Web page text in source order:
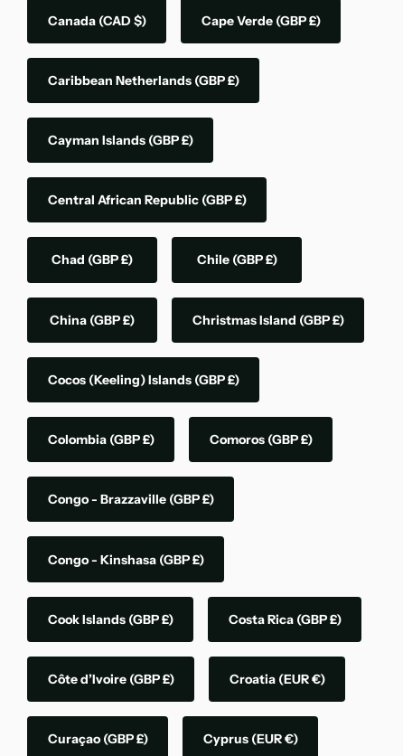
Canada (CAD $) Cape Verde (GBP £)
Caribbean Netherlands (GBP £)
Cayman Islands (GBP £)
Central African Republic (GBP £)
Chad (GBP £) Chile (GBP £)
China (GBP £) Christmas Island (GBP £)
Cocos (Keeling) Islands (GBP £)
Colombia (GBP £) Comoros (GBP £)
Congo - Brazzaville (GBP £)
Congo - Kinshasa (GBP £)
Cook Islands (GBP £) Costa Rica (GBP £)
Côte d’Ivoire (GBP £) Croatia (EUR €)
Curaçao(GBP £) Cyprus (EUR €)